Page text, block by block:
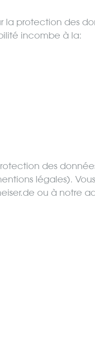
la protection des
incombe à la:
des
légales).
ou à notre